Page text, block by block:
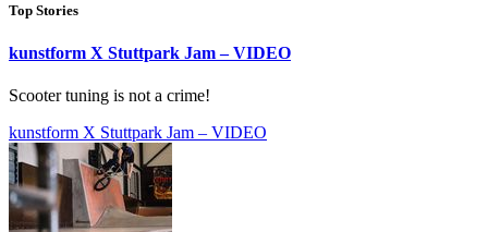
Top Stories
kunstform X Stuttpark Jam – VIDEO
Scooter tuning is not a crime!
kunstform X Stuttpark Jam – VIDEO